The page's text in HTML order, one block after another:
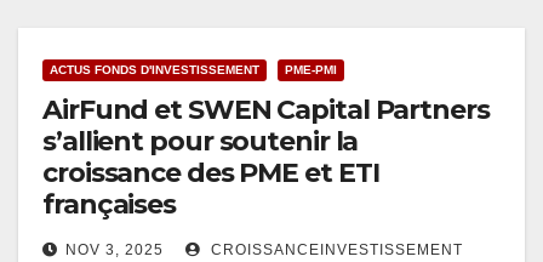
ACTUS FONDS D'INVESTISSEMENT PME-PMI
AirFund et SWEN Capital Partners
s’allient pour soutenir la
croissance des PME et ETI
françaises
NOV 3, 2025 CROISSANCEINVESTISSEMENT